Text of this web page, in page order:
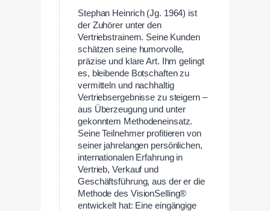
Stephan Heinrich (Jg. 1964) ist
der Zuhörer unter den
Vertriebstrainern. Seine Kunden
schätzen seine humorvolle,
präzise und klare Art. Ihm gelingt
es, bleibende Botschaften zu
vermitteln und nachhaltig
Vertriebsergebnisse zu steigern –
aus Überzeugung und unter
gekonntem Methodeneinsatz.
Seine Teilnehmer profitieren von
seiner jahrelangen persönlichen,
internationalen Erfahrung in
Vertrieb, Verkauf und
Geschäftsführung, aus der er die
Methode des VisionSelling®
entwickelt hat: Eine eingängige